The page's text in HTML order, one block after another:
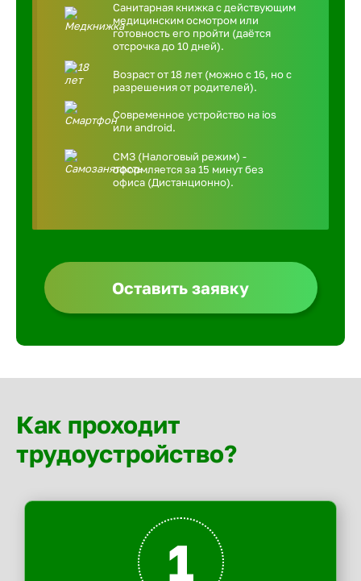
Санитарная книжка с действующим
медицинским осмотром или
готовность его пройти (даётся
отсрочка до 10 дней).
Возраст от 18 лет (можно с 16, но с
разрешения от родителей).
Современное устройство на ios
или android.
СМЗ (Налоговый режим) -
оформляется за 15 минут без
офиса (Дистанционно).
Оставить заявку
Как проходит
трудоустройство?
1